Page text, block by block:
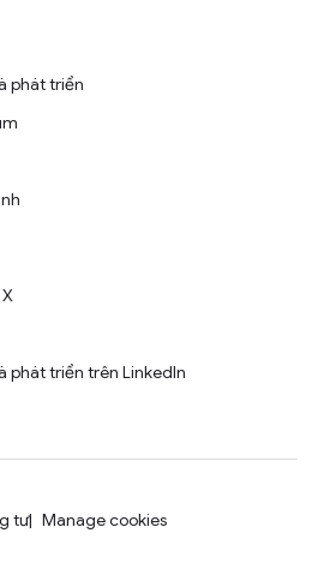
phát triển
phát triển trên LinkedIn
tư Manage cookies